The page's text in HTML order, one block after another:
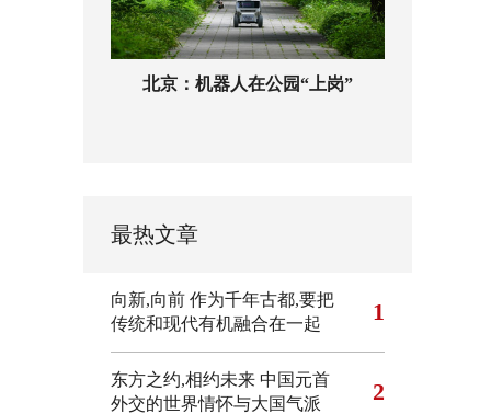
北京：机器人在公园“上岗”
最热文章
向新,向前 作为千年古都,要把
传统和现代有机融合在一起
1
东方之约,相约未来 中国元首
外交的世界情怀与大国气派
2